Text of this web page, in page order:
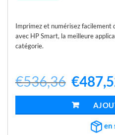
Imprimez et numérisez facilement
avec HP Smart, la meilleure
catégorie.
€536,36 Le
prix
initial
était :
€536,36.
€
AJOUTER
en